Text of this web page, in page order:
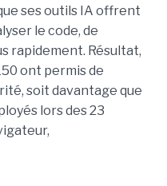
ses outils IA offrent
le code, de
rapidement. Résultat,
ont permis de
soit davantage que
lors des 23